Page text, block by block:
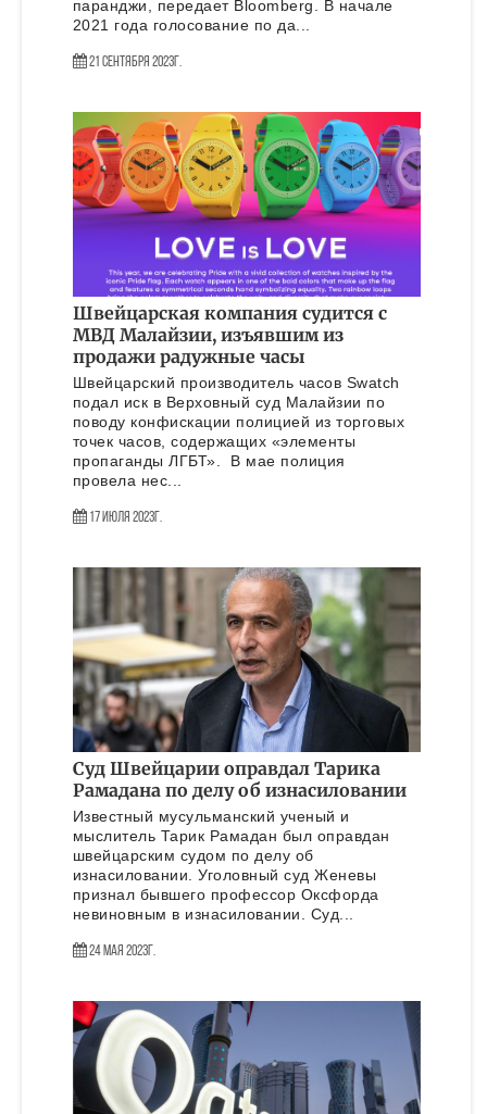
паранджи, передает Bloomberg. В начале
2021 года голосование по да...
21 Сентября 2023г.
Швейцарская компания судится с
МВД Малайзии, изъявшим из
продажи радужные часы
Швейцарский производитель часов Swatch
подал иск в Верховный суд Малайзии по
поводу конфискации полицией из торговых
точек часов, содержащих «элементы
пропаганды ЛГБТ». В мае полиция
провела нес...
17 Июля 2023г.
Суд Швейцарии оправдал Тарика
Рамадана по делу об изнасиловании
Известный мусульманский ученый и
мыслитель Тарик Рамадан был оправдан
швейцарским судом по делу об
изнасиловании. Уголовный суд Женевы
признал бывшего профессор Оксфорда
невиновным в изнасиловании. Суд...
24 Мая 2023г.